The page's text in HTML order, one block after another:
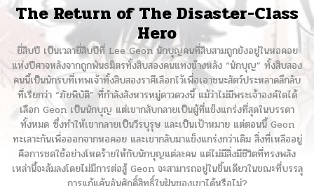
The Return of The Disaster-Class
Hero
ยี่สิบปี เป็นเวลายี่สิบปีที่ Lee Geon นักบุญคนที่สิบสามถูกขังอยู่ในหอคอย
แห่งปีศาจหลังจากถูกพันธมิตรทั้งสิบสองคนแทงข้างหลัง “นักบุญ” ทั้งสิบสอง
คนนี้เป็นนักรบที่เทพเจ้าทั้งสิบสองราศีเลือกไว้เพื่อเอาชนะสัตว์ประหลาดลึกลับ
ที่เรียกว่า “ภัยพิบัติ” ที่กำลังสังหารหมู่ดาวดวงนี้ แม้ว่าไม่มีพระเจ้าองค์ใดได้
เลือก Geon เป็นนักบุญ แต่เขากลับกลายเป็นผู้ที่แข็งแกร่งที่สุดในบรรดา
ทั้งหมด ซึ่งทำให้เขากลายเป็นวีรบุรุษ และเป็นเป้าหมาย แต่ตอนนี้ Geon
ทะเลาะกันเพื่อออกจากหอคอย และเขากลับมาแข็งแกร่งกว่าเดิม สิ่งที่เหลืออยู่
คือการชดใช้อย่างโหดร้ายให้กับนักบุญแต่ละคน แต่ไม่มีสิ่งมีชีวิตที่ทรงพลัง
เหล่านี้จะล้มลงโดยไม่มีการต่อสู้ Geon จะสามารถอยู่ในชิ้นเดียวในขณะที่บรรลุ